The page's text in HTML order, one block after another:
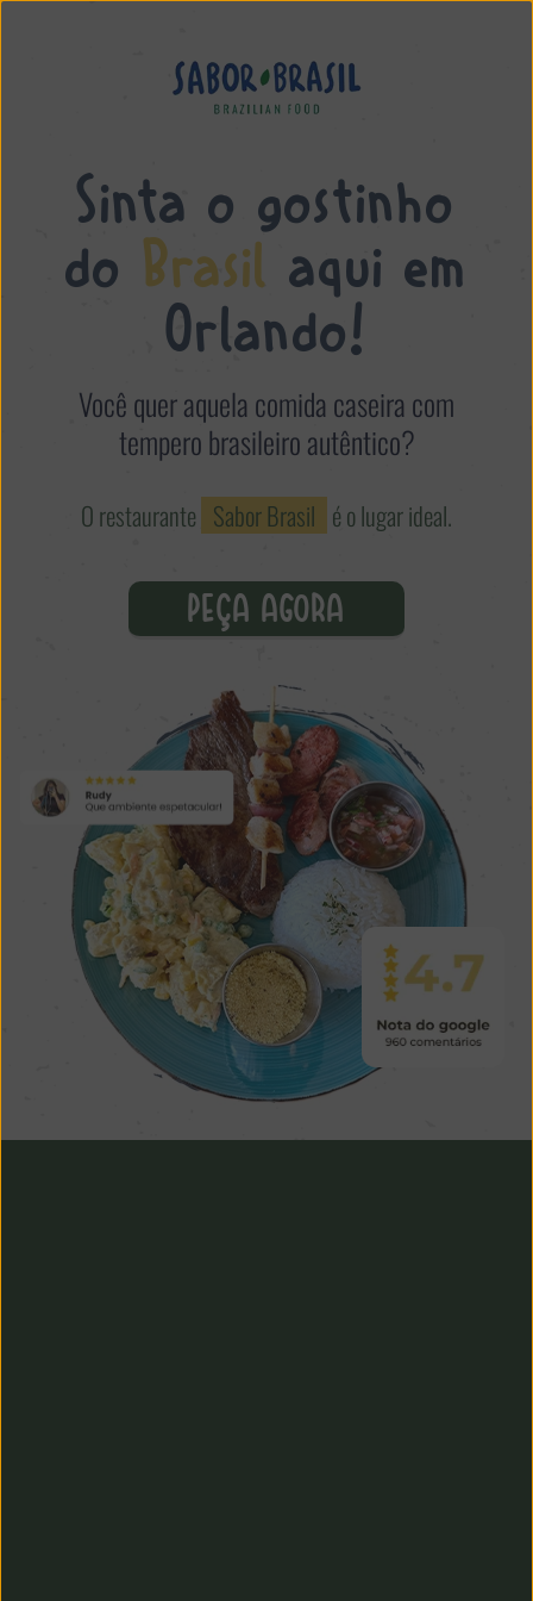
Sinta o gostinho
do Brasil aqui em
Orlando!
Você quer aquela comida caseira com
tempero brasileiro autêntico?
O restaurante Sabor Brasil é o lugar ideal.
PEÇA AGORA